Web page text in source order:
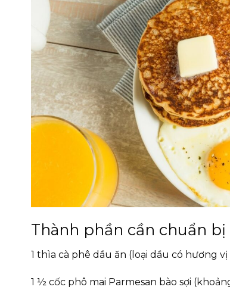
Thành phần cần chuẩn bị
1 thìa cà phê dầu ăn (loại dầu có hương
1 ½ cốc phô mai Parmesan bào sợi